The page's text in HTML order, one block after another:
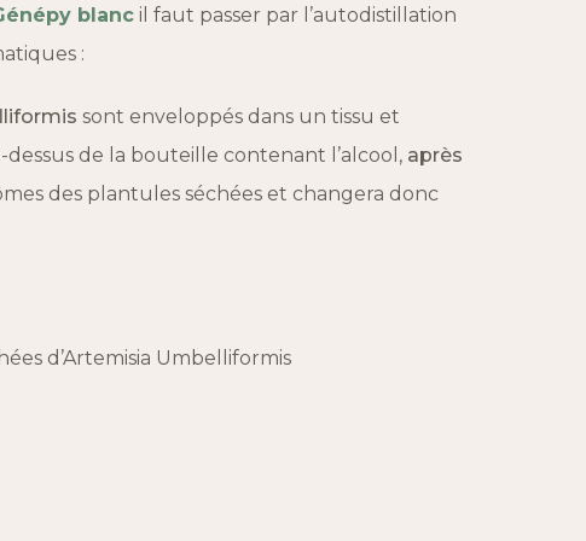
blanc il faut passer par l’autodistillation
:
sont enveloppés dans un tissu et
dessus de la bouteille contenant l’alcool, après
des plantules séchées et changera donc
d’Artemisia Umbelliformis